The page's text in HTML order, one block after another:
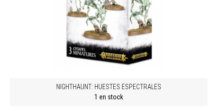
NIGHTHAUNT: HUESTES ESPECTRALES
1 en stock